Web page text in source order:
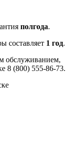
полгода.
составляет 1 год.
обслуживанием,
8 (800) 555-86-73.